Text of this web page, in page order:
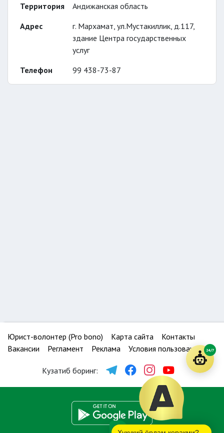
Территория
Андижанская область
Адрес
г. Мархамат, ул.Мустакиллик, д.117,
здание Центра государственных
услуг
Телефон
99 438-73-87
Юрист-волонтер (Pro bono) Карта сайта
Контакты
Вакансии
Регламент Реклама Условия пользования
Кузатиб боринг:
24/7